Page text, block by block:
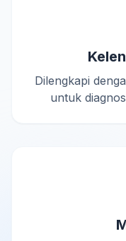
Dilengkapi
untuk